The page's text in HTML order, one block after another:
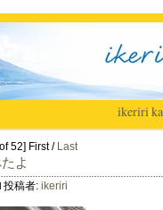
ikeriri|
52] First / Last
よ
投稿者: ikeriri